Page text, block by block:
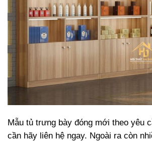
Mẫu tủ trưng bày đóng mới theo yêu
cần hãy liên hệ ngay. Ngoài ra còn